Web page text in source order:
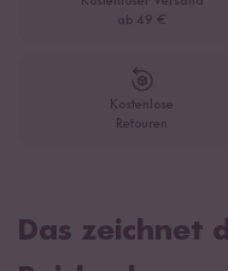
ab 49 €
Kostenlose
Retouren
Das zeichnet